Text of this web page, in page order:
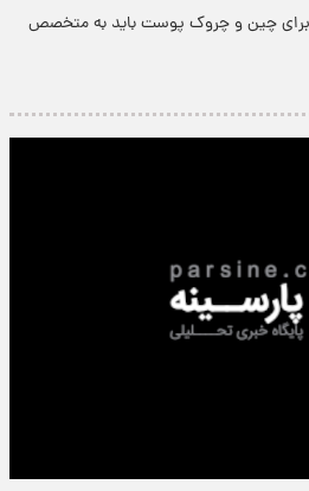
برای چین و چروک پوست باید به متخصص